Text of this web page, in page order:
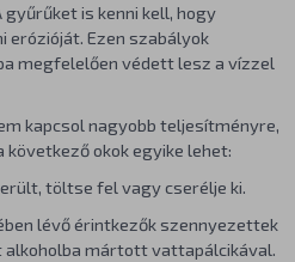
gyűrűket is kenni kell, hogy
erózióját. Ezen szabályok
megfelelően védett lesz a vízzel
kapcsol nagyobb teljesítményre,
következő okok egyike lehet:
töltse fel vagy cserélje ki.
lévő érintkezők szennyezettek
mártott vattapálcikával.